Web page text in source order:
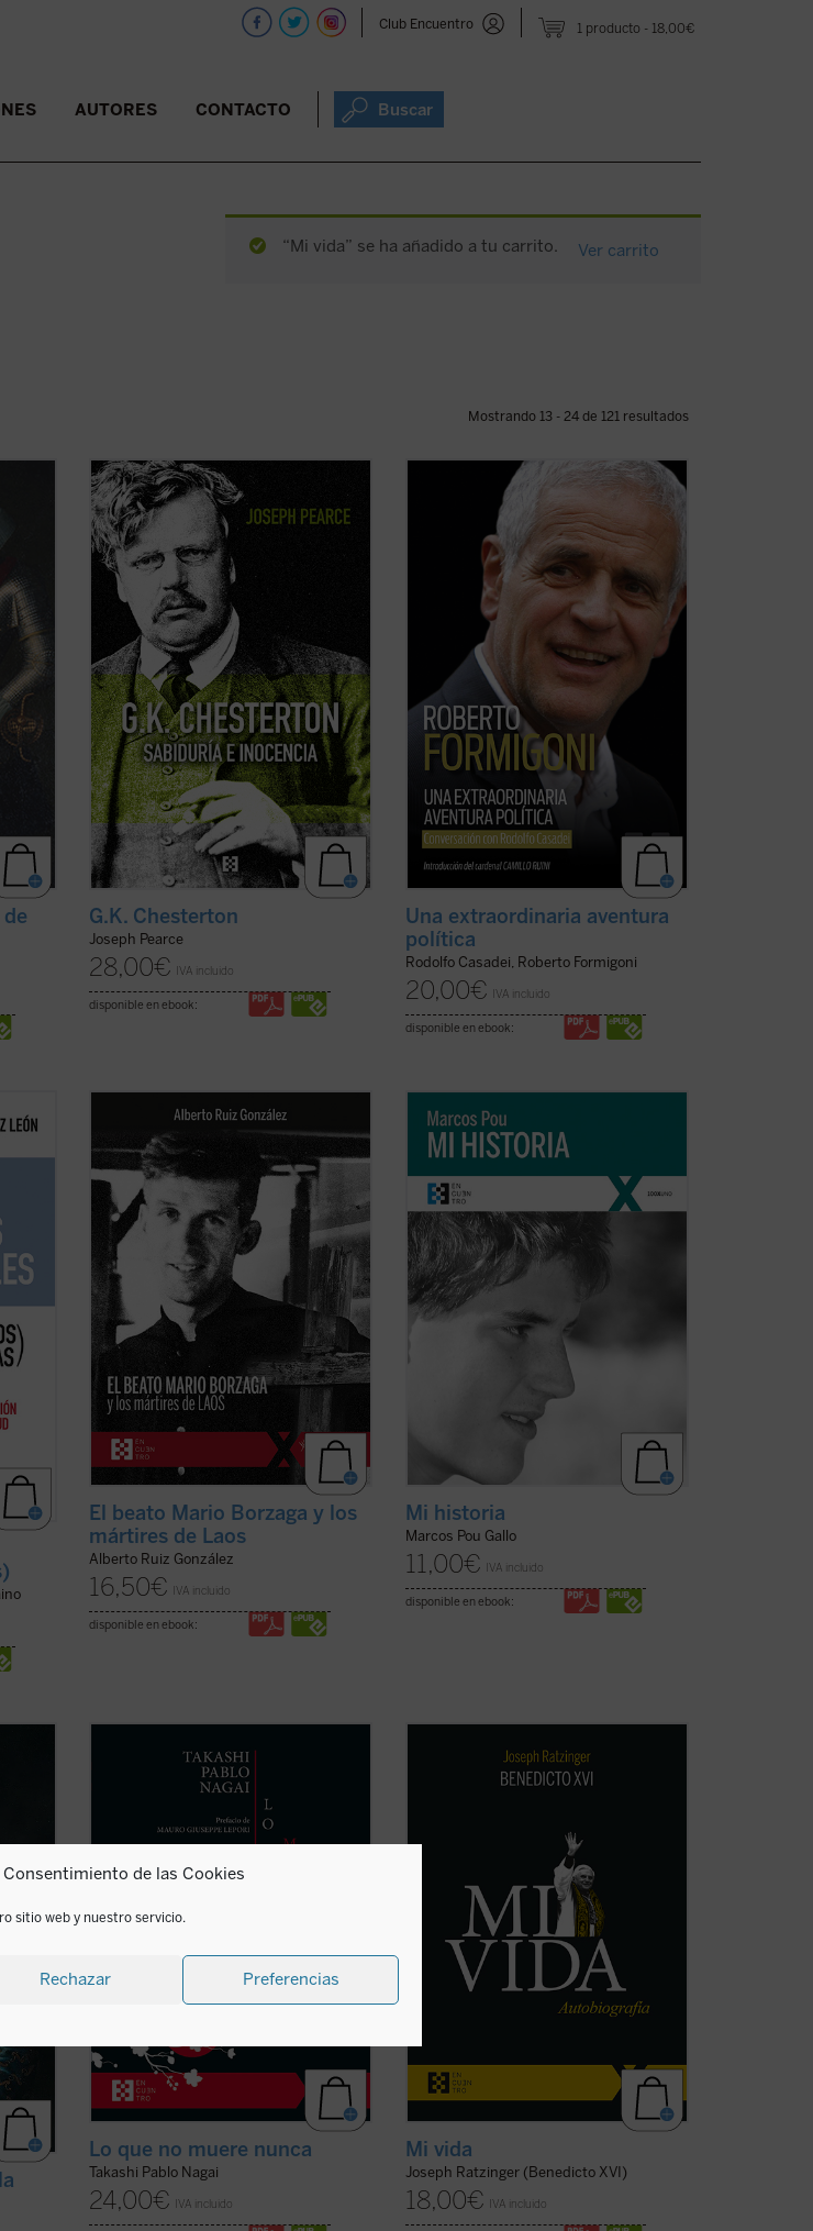
de las Cookies
sitio web y nuestro servicio.
Rechazar Preferencias
1 producto 18,00€
Club Encuentro
AUTORES CONTACTO Buscar
“Mi vida” se ha añadido a tu carrito. Ver carrito
Mostrando 13 - 24 de 121 resultados
vida
Edición 150 aniversario del nacimiento de
Chesterton.
«Pearce consigue que la vida de
Chesterton fluya con pulso de novela (...)
LeerG.K. Chesterton. Sabiduría e
inocenciaes altamente recomendable,
salvo que uno prefiera pasar ...
G.K. Chesterton
Joseph Pearce
28,00€ IVA incluido
disponible en ebook:
Este libro relata sesenta años de historia
de Italia, vividos y vistos a través de los
ojos de un joven político extraordinario
de la región de Lombardía. No es solo la
historia de un individuo, sino también la
historia de un pueblo ...(ver ficha)
Una extraordinaria aventura
política
Rodolfo Casadei, Roberto Formigoni
20,00€ IVA incluido
disponible en ebook:
que
uno
de
de
Mario Borzaga, natural de Trento, había
llegado a Laos en 1957, recién ordenado
sacerdote. Fue martirizado poco
después, en 1960, a sus 27 años. Escribió
un precioso diario que da voz a su
vocación de misionero oblato, que
ilumina la ...
(ver ficha)
El beato Mario Borzaga y los
mártires de Laos
Alberto Ruiz González
16,50€ IVA incluido
disponible en ebook:
«Es algo extraño hablar de 'mi historia'
puesto que lo único interesante en ella,
lo único que la salva de ser una historia
aburrida y plana es lo que Cristo ha
hecho en mi vida. Por lo tanto, es más
bien la historia de lo que Cristo ha hecho
... (ver ficha)
Mi historia
Marcos Pou Gallo
11,00€ IVA incluido
disponible en ebook:
Lo que no muere nunca es la
autobiografía de Takashi Nagai, en la que
el autor recorre su vida, desde la infancia
hasta el día de la explosión de la bomba
atómica, captando los numerosos
como la ...(ver ficha)
Lo que no muere nunca
Takashi Pablo Nagai
24,00€ IVA incluido
Al hilo de su historia personal, Ratzinger
repasa los problemas de la Iglesia
lector. La incorporación de un texto a
cargo de Giuliano Vigini que reconstruye
Mi vida
Joseph Ratzinger (Benedicto XVI)
18,00€ IVA incluido